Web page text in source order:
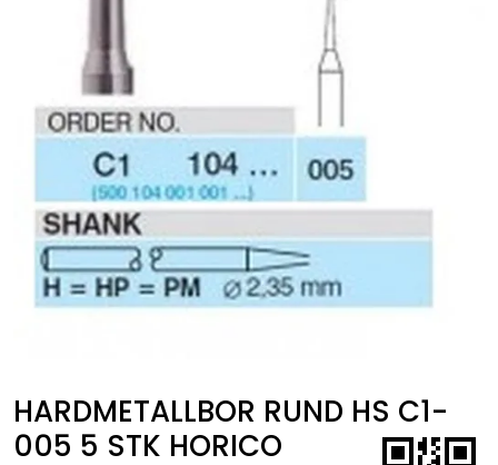
HARDMETALLBOR RUND HS C1-
005 5 STK HORICO
Hygiene